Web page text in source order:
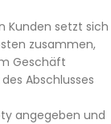
Kunden setzt sich
zusammen,
Geschäft
Abschlusses
angegeben und